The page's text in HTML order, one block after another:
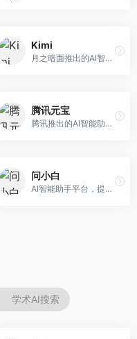
Kimi
月之暗面推出的AI智能助手，核心优势在于超长文本处理能力，支持20万字以上文档分析。面向学术研究者、职场人士和内容创作者，提供文档解读、PPT生成、联网搜索等综合服务。
腾讯元宝
腾讯推出的AI智能助手，整合微信生态和腾讯云服务。面向普通用户和企业客户，支持文档解析、图像理解、联网搜索等功能，与腾讯产品无缝衔接，办公协作便捷。
问小白
AI智能助手平台，提供知识问答、文本创作、文档处理等服务。面向普通用户和职场人士，操作简便，响应速度快，支持多场景应用。
学术AI搜索